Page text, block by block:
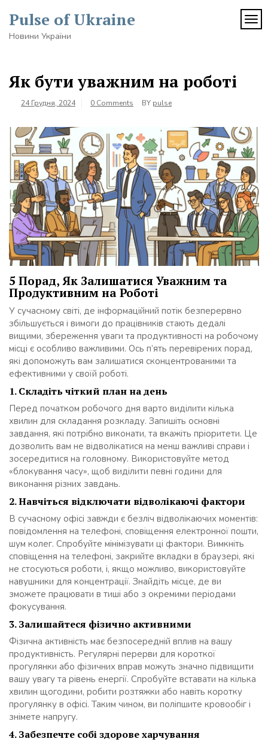
content
Pulse of Ukraine
Новини України
Як бути уважним на роботі
24 Грудня, 2024 0 Comments BY pulse
5 Порад, Як Залишатися Уважним та
Продуктивним на Роботі
У сучасному світі, де інформаційний потік безперервно
збільшується і вимоги до працівників стають дедалі
вищими, збереження уваги та продуктивності на робочому
місці є особливо важливими. Ось п’ять перевірених порад,
які допоможуть вам залишатися сконцентрованими та
ефективними у своїй роботі.
1.Складіть чіткий план на день
Перед початком робочого дня варто виділити кілька
хвилин для складання розкладу. Запишіть основні
завдання, які потрібно виконати, та вкажіть пріоритети. Це
дозволить вам не відволікатися на менш важливі справи і
зосередитися на головному. Використовуйте метод
«блокування часу», щоб виділити певні години для
виконання різних завдань.
2.Навчіться відключати відволікаючі фактори
В сучасному офісі завжди є безліч відволікаючих моментів:
повідомлення на телефоні, сповіщення електронної пошти,
шум колег. Спробуйте мінімізувати ці фактори. Вимкніть
сповіщення на телефоні, закрийте вкладки в браузері, які
не стосуються роботи, і, якщо можливо, використовуйте
навушники для концентрації. Знайдіть місце, де ви
зможете працювати в тиші або з окремими періодами
фокусування.
3.Залишайтеся фізично активними
Фізична активність має безпосередній вплив на вашу
продуктивність. Регулярні перерви для короткої
прогулянки або фізичних вправ можуть значно підвищити
вашу увагу та рівень енергії. Спробуйте вставати на кілька
хвилин щогодини, робити розтяжки або навіть коротку
прогулянку в офісі. Таким чином, ви поліпшите кровообіг і
знімете напругу.
4.Забезпечте собі здорове харчування